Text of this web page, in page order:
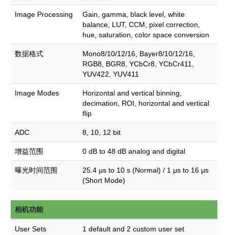
Image Processing
Gain, gamma, black level, white
balance, LUT, CCM, pixel correction,
hue, saturation, color space conversion
数据格式
Mono8/10/12/16, Bayer8/10/12/16,
RGB8, BGR8, YCbCr8, YCbCr411,
YUV422, YUV411
Image Modes
Horizontal and vertical binning,
decimation, ROI, horizontal and vertical
flip
ADC 8, 10, 12 bit
增益范围 0 dB to 48 dB analog and digital
曝光时间范围
25.4 μs to 10 s (Normal) / 1 μs to 16 μs
(Short Mode)
相机功能
User Sets 1 default and 2 custom user set